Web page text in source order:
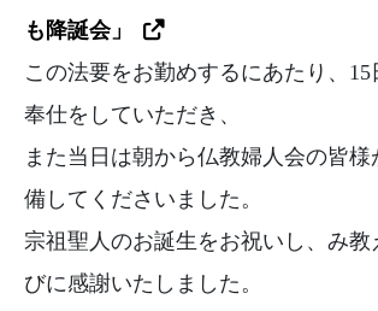
も降誕会」
この法要をお勤めするにあたり、
奉仕をしていただき、
また当日は朝から仏教婦人会の皆
備してくださいました。
宗祖聖人のお誕生をお祝いし、み教
びに感謝いたしました。